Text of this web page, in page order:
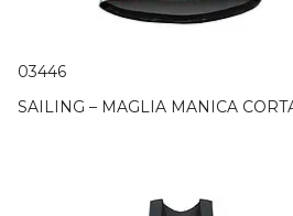
03446
SAILING – MAGLIA MANICA